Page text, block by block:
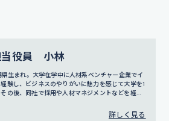
当役員 小林
県生まれ。大学在学中に人材系ベンチャー企業でイ
験し、ビジネスのやりがいに魅力を感じて大学を1
の後、同社で採用や人材マネジメントなどを経験
ー事業の責任者を務めたのち、2016年に人事部の立
詳しく見る